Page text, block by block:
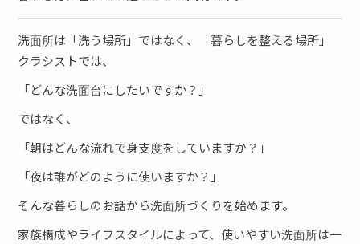
洗面所は「洗う場所」ではなく、「暮らしを整える場所」
クラシストでは、
「どんな洗面台にしたいですか？」
ではなく、
「朝はどんな流れで身支度をしていますか？」
「夜は誰がどのように使いますか？」
そんな暮らしのお話から洗面所づくりを始めます。
家族構成やライフスタイルによって、使いやすい洗面所は一